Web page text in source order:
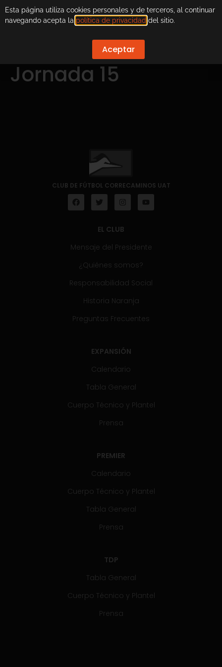
Jornada 15
CLUB DE FÚTBOL CORRECAMINOS UAT
EL CLUB
Mensaje del Presidente
¿Quiénes somos?
Responsabilidad Social
Historia Naranja
Preguntas Frecuentes
EXPANSIÓN
Calendario
Tabla General
Cuerpo Técnico y Plantel
Prensa
PREMIER
Calendario
Cuerpo Técnico y Plantel
Tabla General
Prensa
TDP
Tabla General
Cuerpo Técnico y Plantel
Prensa
Esta página utiliza cookies personales y de terceros, al continuar
navegando acepta la política de privacidad del sitio.
Aceptar